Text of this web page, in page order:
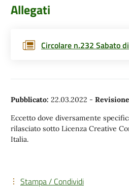
Allegati
Circolare n.232 Sabato
Pubblicato: 22.03.2022 -
Eccetto dove diversamente
rilasciato sotto Licenza Creative
Italia.
Stampa / Condividi